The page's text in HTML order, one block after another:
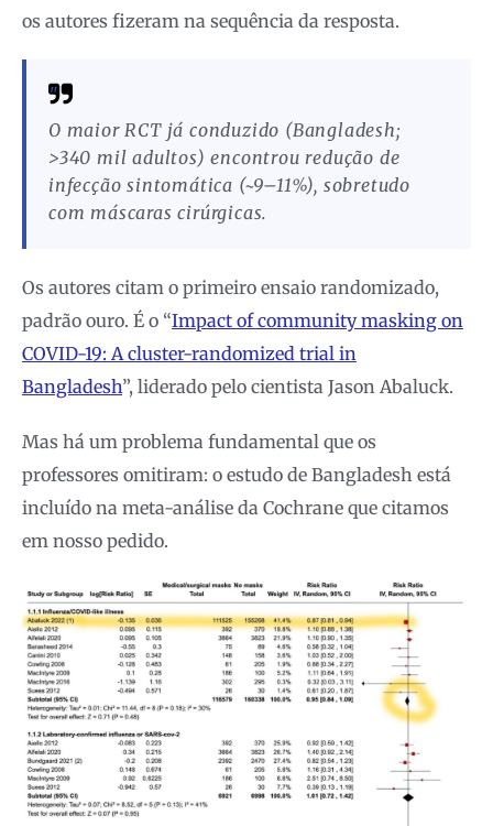
os autores fizeram na sequência da resposta.
O maior RCT já conduzido (Bangladesh;
>340 mil adultos) encontrou redução de
infecção sintomática (~9–11%), sobretudo
com máscaras cirúrgicas.
Os autores citam o primeiro ensaio randomizado,
padrão ouro. É o “Impact of community masking on
COVID-19: A cluster-randomized trial in
Bangladesh”, liderado pelo cientista Jason Abaluck.
Mas há um problema fundamental que os
professores omitiram: o estudo de Bangladesh está
incluído na meta-análise da Cochrane que citamos
em nosso pedido.